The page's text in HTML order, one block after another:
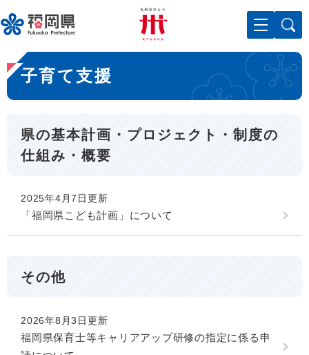
ー
ジ
先
頭
で
。
メニューを飛ばして本文へ
本
文
子育て支援
県の基本計画・プロジェクト・制度の
仕組み・概要
2025年4月7日更新
「福岡県こども計画」について
その他
2026年8月3日更新
福岡県保育士等キャリアアップ研修の指定に係る申